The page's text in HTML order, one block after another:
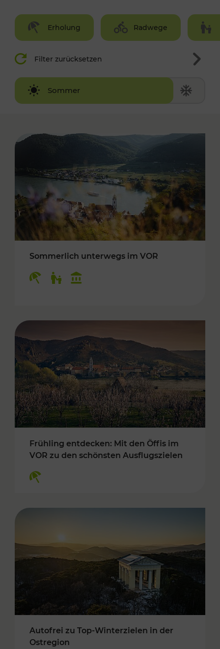
Erholung Radwege
Filter zurücksetzen
Sommer
Winter
Sommerlich unterwegs im VOR
Frühling entdecken: Mit den Öffis im
VOR zu den schönsten Ausflugszielen
Autofrei zu Top-Winterzielen in der
Ostregion